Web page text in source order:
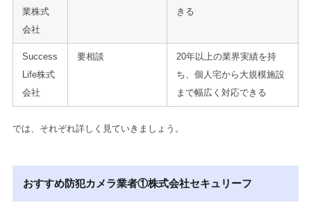
業株式
会社
きる
Success
Life株式
会社
要相談
20年以上の業界実績を持
ち、個人宅から大規模施設
まで幅広く対応できる
では、それぞれ詳しく見ていきましょう。
おすすめ防犯カメラ業者①株式会社セキュリーフ